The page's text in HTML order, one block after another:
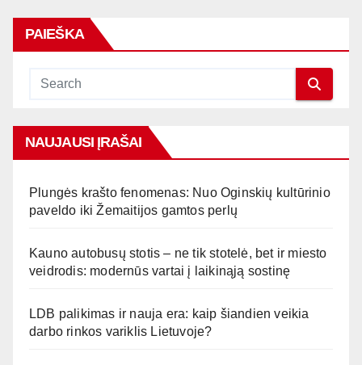
PAIEŠKA
NAUJAUSI ĮRAŠAI
Plungės krašto fenomenas: Nuo Oginskių kultūrinio
paveldo iki Žemaitijos gamtos perlų
Kauno autobusų stotis – ne tik stotelė, bet ir miesto
veidrodis: modernūs vartai į laikinąją sostinę
LDB palikimas ir nauja era: kaip šiandien veikia
darbo rinkos variklis Lietuvoje?